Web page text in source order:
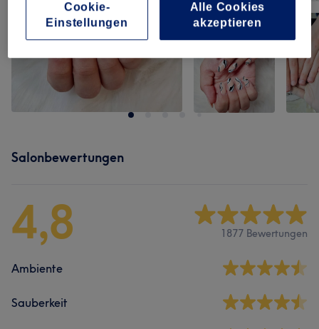
Salonbewertungen
4,8 1877 Bewertungen
Ambiente
Sauberkeit
Cookie-
Einstellungen
Alle Cookies
akzeptieren